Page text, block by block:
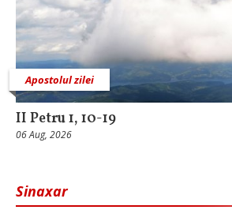
Apostolul zilei
II Petru 1, 10-19
06 Aug, 2026
Sinaxar